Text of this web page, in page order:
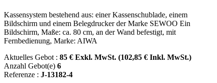
Kassensystem bestehend aus: einer Kassenschublade, einem
Bildschirm und einem Belegdrucker der Marke SEWOO Ein
Bildschirm, Maße: ca. 80 cm, an der Wand befestigt, mit
Fernbedienung, Marke: AIWA
Aktuelles Gebot : 85 € Exkl. MwSt. (102,85 € Inkl. MwSt.)
Anzahl Gebot(e) 6
Referenze : J-13182-4